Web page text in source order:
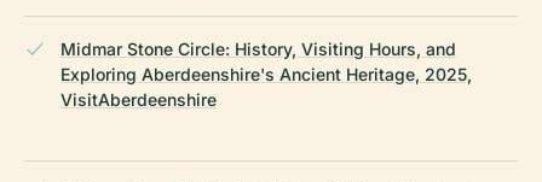
Midmar Stone Circle: History, Visiting Hours, and
Exploring Aberdeenshire's Ancient Heritage, 2025,
VisitAberdeenshire